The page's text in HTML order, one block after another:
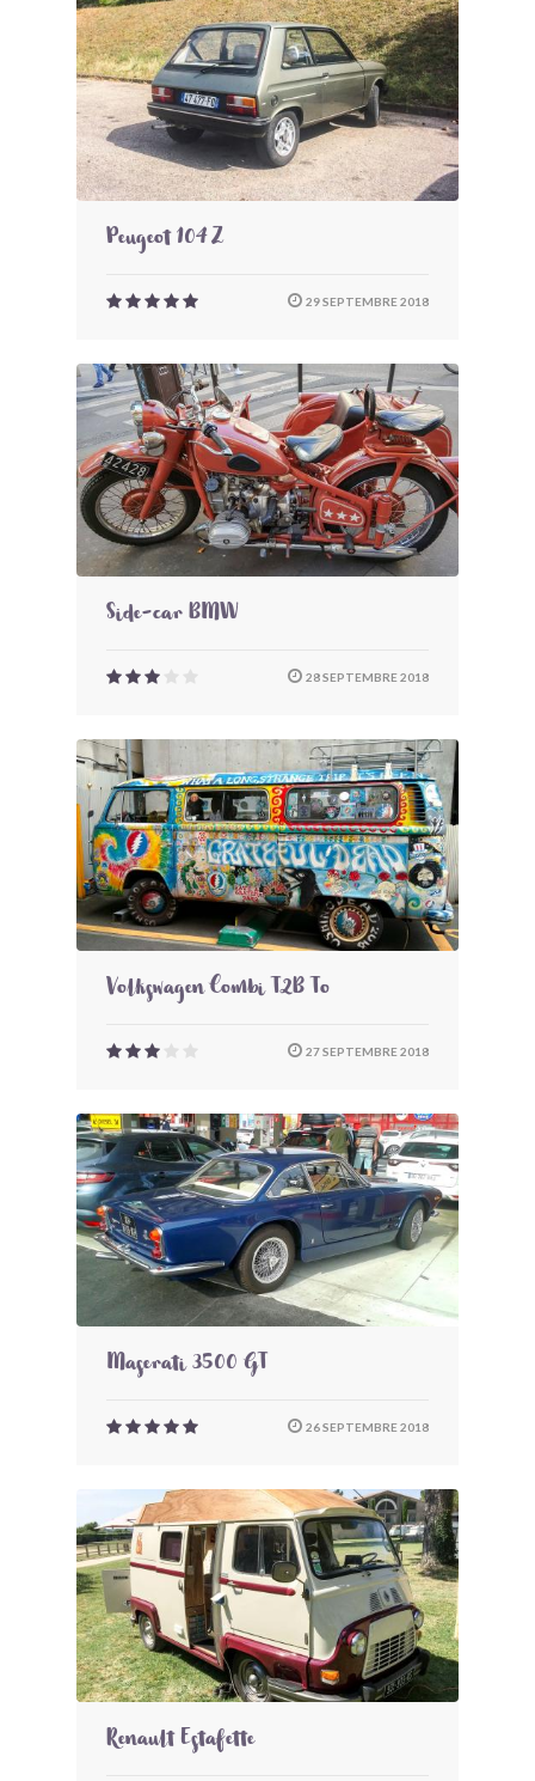
Peugeot 104 Z
29 SEPTEMBRE 2018
Side-car BMW
28 SEPTEMBRE 2018
Volkswagen Combi T2B To
27 SEPTEMBRE 2018
Maserati 3500 GT
26 SEPTEMBRE 2018
Renault Estafette